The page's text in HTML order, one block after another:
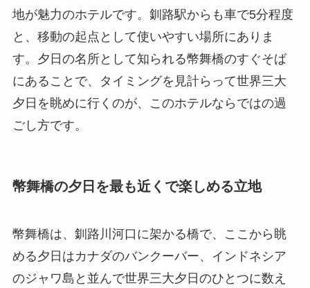
地が魅力のホテルです。釧路駅からも車で5分程度
と、移動の起点として使いやすい場所にありま
す。夕日の名所として知られる幣舞橋のすぐそば
にあることで、タイミングを見計らって世界三大
夕日を眺めに行くのが、このホテルならではの過
ごし方です。
幣舞橋の夕日を最も近くで楽しめる立地
幣舞橋は、釧路川河口に架かる橋で、ここから眺
める夕日はカナダのバンクーバー、インドネシア
のジャワ島と並んで世界三大夕日のひとつに数え